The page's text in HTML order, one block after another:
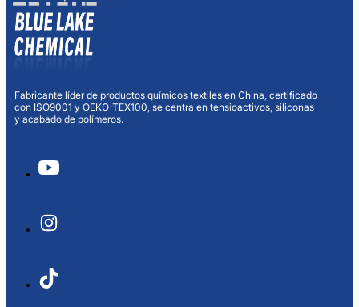
Fabricante líder de productos químicos textiles en China, certificado
con ISO9001 y OEKO-TEX100, se centra en tensioactivos, siliconas
y acabado de polímeros.